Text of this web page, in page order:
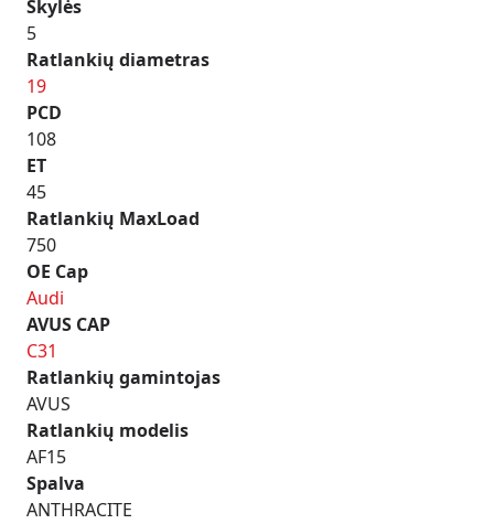
Skylės
5
Ratlankių diametras
19
PCD
108
ET
45
Ratlankių MaxLoad
750
OE Cap
Audi
AVUS CAP
C31
Ratlankių gamintojas
AVUS
Ratlankių modelis
AF15
Spalva
ANTHRACITE